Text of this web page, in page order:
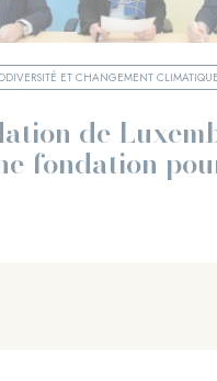
ET CHANGEMENT CLIMATIQUE
de
fondation